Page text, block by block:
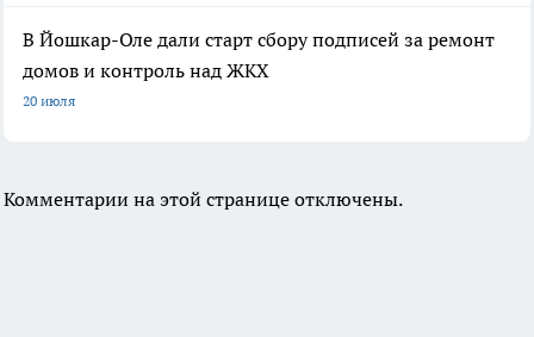
В Йошкар-Оле дали старт сбору подписей за ремонт
домов и контроль над ЖКХ
20 июля
Комментарии на этой странице отключены.